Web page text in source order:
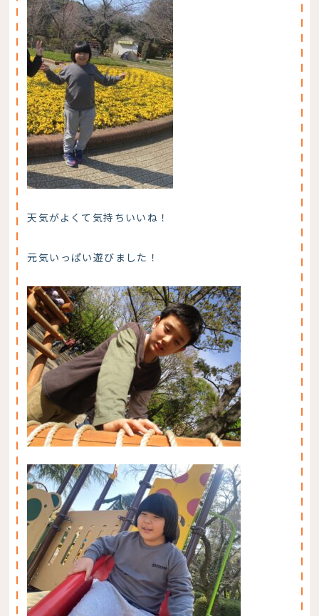
天気がよくて気持ちいいね！
元気いっぱい遊びました！